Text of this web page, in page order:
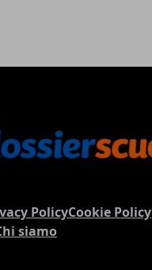
PolicyCookie Policy
siamo